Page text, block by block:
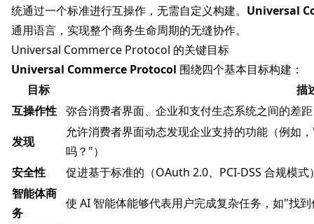
统通过一个标准进行互操作，无需自定义构建。 Universal
通用语言，实现整个商务生命周期的无缝协作。
Universal Commerce Protocol 的关键目标
Universal Commerce Protocol 围绕四个基本目标构建：
目标
描
互操作性 弥合消费者界面、企业和支付生态系统之间的差距
发现
允许消费者界面动态发现企业支持的功能（例如
吗？"）
安全性
促进基于标准的（OAuth 2.0、PCI-DSS 合规模
智能体商
务
使 AI 智能体能够代表用户完成复杂任务，如"找